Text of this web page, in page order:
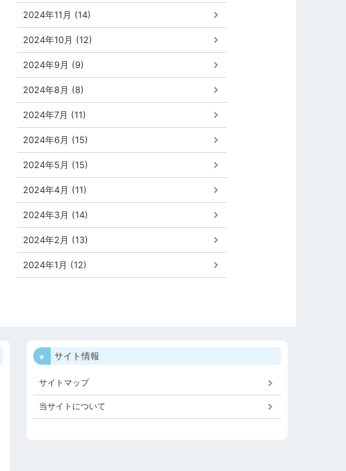
2024年11月 (14)
2024年10月 (12)
2024年9月 (9)
2024年8月 (8)
2024年7月 (11)
2024年6月 (15)
2024年5月 (15)
2024年4月 (11)
2024年3月 (14)
2024年2月 (13)
2024年1月 (12)
サイト情報
サイトマップ
当サイトについて